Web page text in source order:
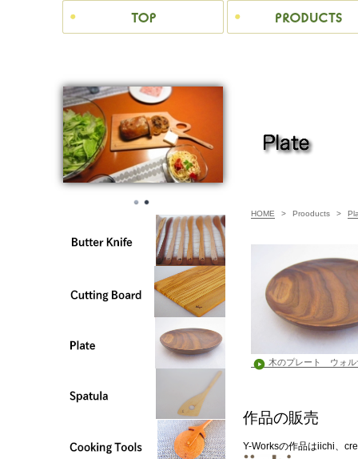
HOME > Prooducts >
木のプレート ウォル
作品の販売
Y-Worksの作品はiichi、